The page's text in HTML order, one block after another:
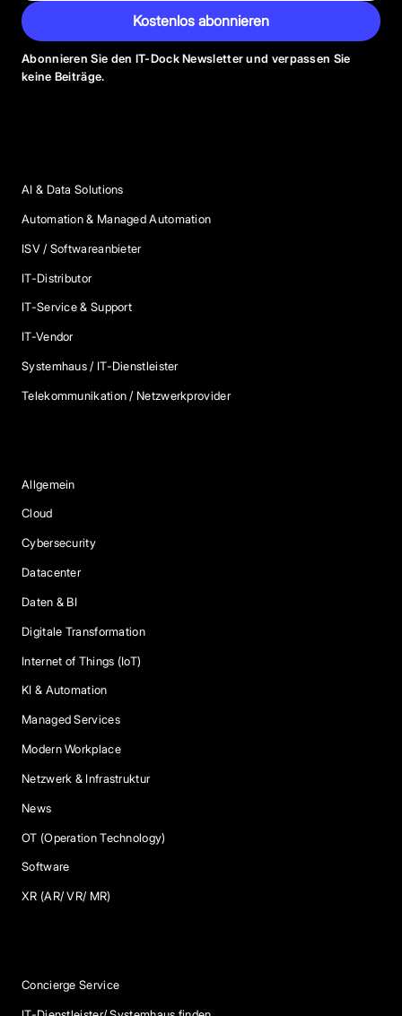
Kostenlos abonnieren
Abonnieren Sie den IT-Dock Newsletter und verpassen Sie
keine Beiträge.
AI & Data Solutions
Automation & Managed Automation
ISV / Softwareanbieter
IT-Distributor
IT-Service & Support
IT-Vendor
Systemhaus / IT-Dienstleister
Telekommunikation / Netzwerkprovider
Allgemein
Cloud
Cybersecurity
Datacenter
Daten & BI
Digitale Transformation
Internet of Things (IoT)
KI & Automation
Managed Services
Modern Workplace
Netzwerk & Infrastruktur
News
OT (Operation Technology)
Software
XR (AR/ VR/ MR)
Concierge Service